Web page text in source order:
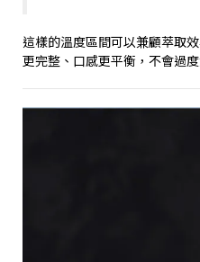
這樣的溫度區間可以兼顧萃取
更完整、口感更平衡，不會過